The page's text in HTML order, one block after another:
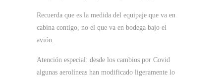
Recuerda que es la medida del equipaje que va en
cabina contigo, no el que va en bodega bajo el
avión.
Atención especial: desde los cambios por Covid
algunas aerolíneas han modificado ligeramente lo